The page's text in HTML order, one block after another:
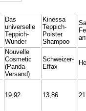
Das
universelle
Teppich-
Wunder
Kinessa
Teppich-
Polster
Shampoo
Nouvelle
Cosmetic
(Panda-
Versand)
Schweizer-
Effax
19,92 13,86